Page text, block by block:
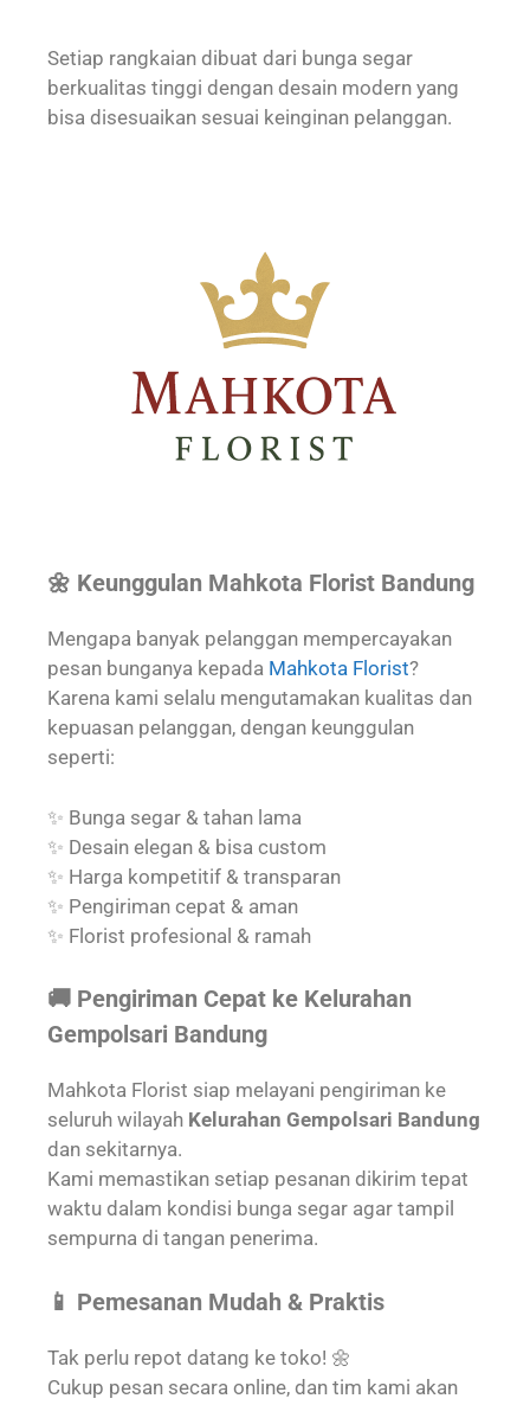
Setiap rangkaian dibuat dari bunga segar
berkualitas tinggi dengan desain modern yang
bisa disesuaikan sesuai keinginan pelanggan.
🌼 Keunggulan Mahkota Florist Bandung
Mengapa banyak pelanggan mempercayakan
pesan bunganya kepada Mahkota Florist?
Karena kami selalu mengutamakan kualitas dan
kepuasan pelanggan, dengan keunggulan
seperti:
✨ Bunga segar & tahan lama
✨ Desain elegan & bisa custom
✨ Harga kompetitif & transparan
✨ Pengiriman cepat & aman
✨ Florist profesional & ramah
🚚 Pengiriman Cepat ke Kelurahan
Gempolsari Bandung
Mahkota Florist siap melayani pengiriman ke
seluruh wilayah Kelurahan Gempolsari Bandung
dan sekitarnya.
Kami memastikan setiap pesanan dikirim tepat
waktu dalam kondisi bunga segar agar tampil
sempurna di tangan penerima.
📱 Pemesanan Mudah & Praktis
Tak perlu repot datang ke toko! 🌼
Cukup pesan secara online, dan tim kami akan